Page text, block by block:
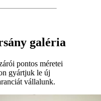
galéria
pontos méretei
gyártjuk le új
vállalunk.